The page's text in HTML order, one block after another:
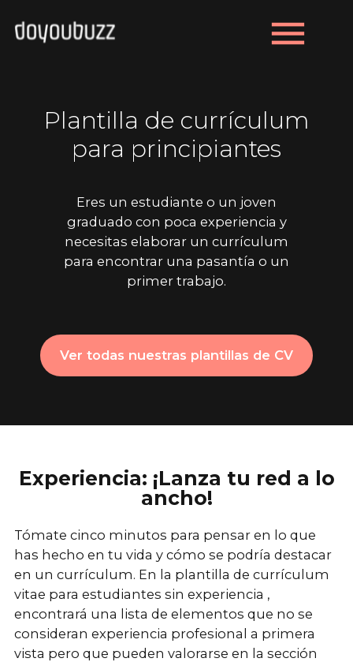
menu
Plantilla de currículum
para principiantes
Eres un estudiante o un joven
graduado con poca experiencia y
necesitas elaborar un currículum
para encontrar una pasantía o un
primer trabajo.
Ver todas nuestras plantillas de CV
Experiencia: ¡Lanza tu red a lo
ancho!
Tómate cinco minutos para pensar en lo que
has hecho en tu vida y cómo se podría destacar
en un currículum. En la plantilla de currículum
vitae para estudiantes sin experiencia ,
encontrará una lista de elementos que no se
consideran experiencia profesional a primera
vista pero que pueden valorarse en la sección